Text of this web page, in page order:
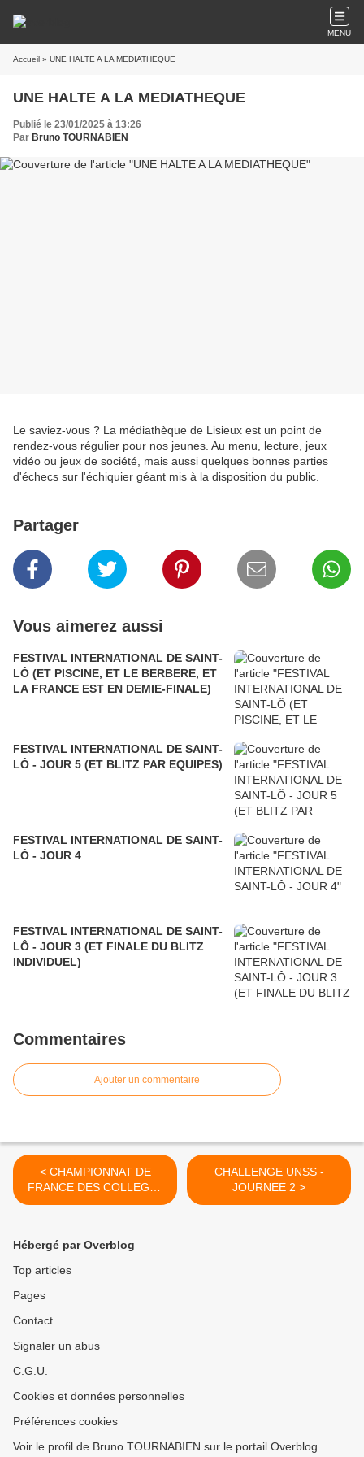
MENU
Accueil » UNE HALTE A LA MEDIATHEQUE
UNE HALTE A LA MEDIATHEQUE
Publié le 23/01/2025 à 13:26
Par Bruno TOURNABIEN
Le saviez-vous ? La médiathèque de Lisieux est un point de
rendez-vous régulier pour nos jeunes. Au menu, lecture, jeux
vidéo ou jeux de société, mais aussi quelques bonnes parties
d'échecs sur l'échiquier géant mis à la disposition du public.
Partager
Vous aimerez aussi
FESTIVAL INTERNATIONAL DE SAINT-
LÔ (ET PISCINE, ET LE BERBERE, ET
LA FRANCE EST EN DEMIE-FINALE)
FESTIVAL INTERNATIONAL DE SAINT-
LÔ - JOUR 5 (ET BLITZ PAR EQUIPES)
FESTIVAL INTERNATIONAL DE SAINT-
LÔ - JOUR 4
FESTIVAL INTERNATIONAL DE SAINT-
LÔ - JOUR 3 (ET FINALE DU BLITZ
INDIVIDUEL)
Commentaires
Ajouter un commentaire
< CHAMPIONNAT DE
FRANCE DES COLLEGE :
LISIEUX SURVOLE LA
CHALLENGE UNSS -
JOURNEE 2 >
Hébergé par Overblog
Top articles
Pages
Contact
Signaler un abus
C.G.U.
Cookies et données personnelles
Préférences cookies
Voir le profil de Bruno TOURNABIEN sur le portail Overblog